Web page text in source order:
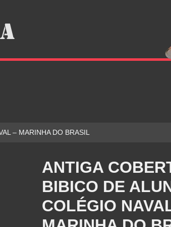
– MARINHA DO BRASIL
ANTIGA
BIBICO DE
COLÉGIO